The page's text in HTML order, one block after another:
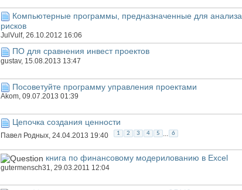
Компьютерные программы, предназначенные для анализа
рисков
JulVulf, 26.10.2012 16:06
ПО для сравнения инвест проектов
gustav, 15.08.2013 13:47
Посоветуйте программу управления проектами
Akom, 09.07.2013 01:39
Цепочка создания ценности
Павел Родных , 24.04.2013 19:40 1 2 3 4 5 6
книга по финансовому модерилованию в Excel
gutermensch31 , 29.03.2011 12:04